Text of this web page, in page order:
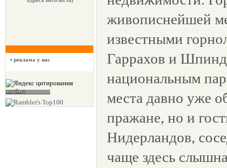
реклама у нас
живописнейшей
известными
Гаррахов и
национальным
места давно уже
пражане, но и
Нидерландов,
чаще здесь